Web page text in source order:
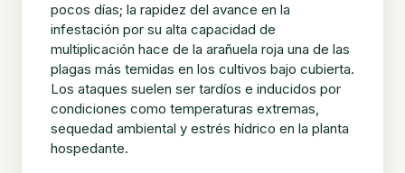
pocos días; la rapidez del avance en la
infestación por su alta capacidad de
multiplicación hace de la arañuela roja una de las
plagas más temidas en los cultivos bajo cubierta.
Los ataques suelen ser tardíos e inducidos por
condiciones como temperaturas extremas,
sequedad ambiental y estrés hídrico en la planta
hospedante.